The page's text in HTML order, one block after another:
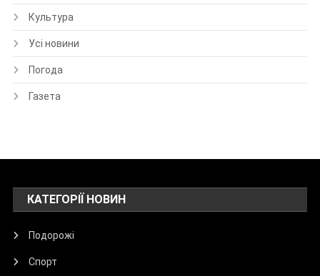
Культура
Усі новини
Погода
Газета
КАТЕГОРІЇ НОВИН
Подорожі
Спорт